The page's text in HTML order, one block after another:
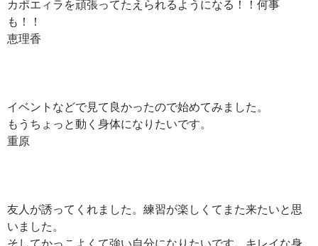
カポエィラを頑張ってたえられるようになる！！何事
も！！
恵理香
イベントなどで見て良かったので始めてみました。
もうちょっと動く身体になりたいです。
重原
友人が誘ってくれました。練習が楽しくてまた来たいと思
いました。
そしてかっこよくて強い自分になりたいです。キレイな身